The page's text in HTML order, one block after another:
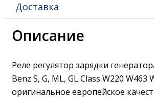
Доставка
Описание
Реле регулятор зарядки
Benz S, G, ML, GL Class W220 W463
оригинальное европейское